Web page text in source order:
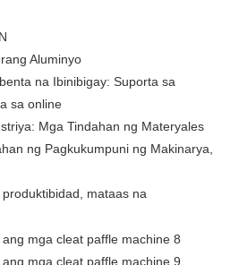
Aluminyo
na Ibinibigay: Suporta sa
sa online
Mga Tindahan ng Materyales
ng Pagkukumpuni ng Makinarya,
mataas na